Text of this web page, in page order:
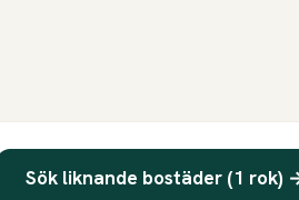
Sök liknande bostäder (1 rok)